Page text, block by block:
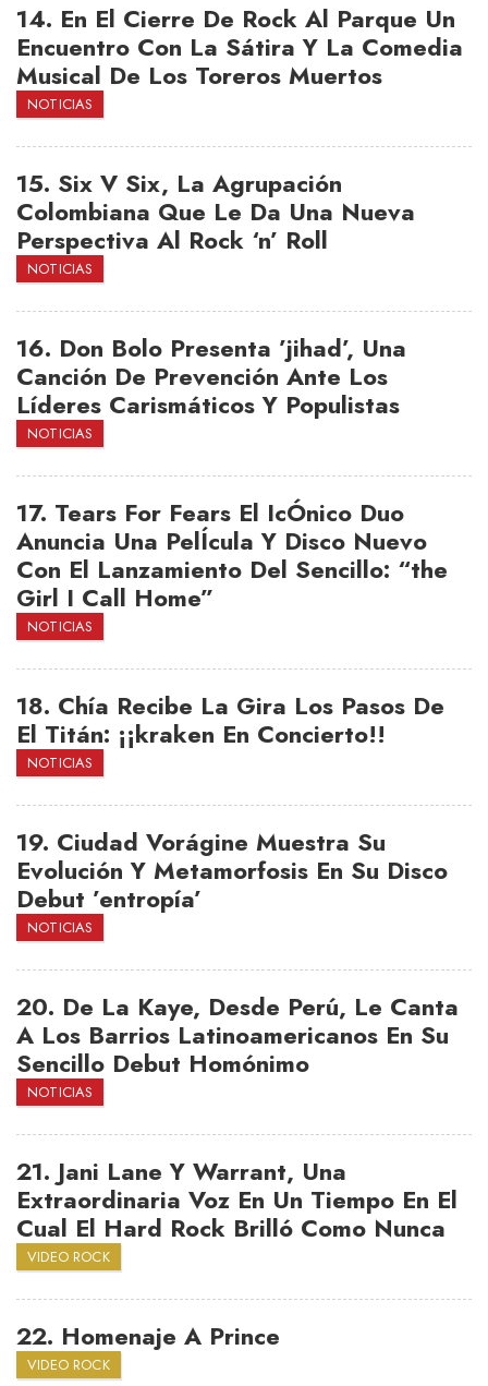
14. En El Cierre De Rock Al Parque Un
Encuentro Con La Sátira Y La Comedia
Musical De Los Toreros Muertos
NOTICIAS
15. Six V Six, La Agrupación
Colombiana Que Le Da Una Nueva
Perspectiva Al Rock ‘n’ Roll
NOTICIAS
16. Don Bolo Presenta ’jihad’, Una
Canción De Prevención Ante Los
Líderes Carismáticos Y Populistas
NOTICIAS
17. Tears For Fears El IcÓnico Duo
Anuncia Una PelÍcula Y Disco Nuevo
Con El Lanzamiento Del Sencillo: “the
Girl I Call Home”
NOTICIAS
18. Chía Recibe La Gira Los Pasos De
El Titán: ¡¡kraken En Concierto!!
NOTICIAS
19. Ciudad Vorágine Muestra Su
Evolución Y Metamorfosis En Su Disco
Debut ’entropía’
NOTICIAS
20. De La Kaye, Desde Perú, Le Canta
A Los Barrios Latinoamericanos En Su
Sencillo Debut Homónimo
NOTICIAS
21. Jani Lane Y Warrant, Una
Extraordinaria Voz En Un Tiempo En El
Cual El Hard Rock Brilló Como Nunca
VIDEO ROCK
22. Homenaje A Prince
VIDEO ROCK